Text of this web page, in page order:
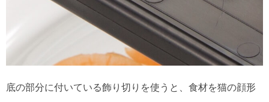
底の部分に付いている飾り切りを使うと、食材を猫の顔形